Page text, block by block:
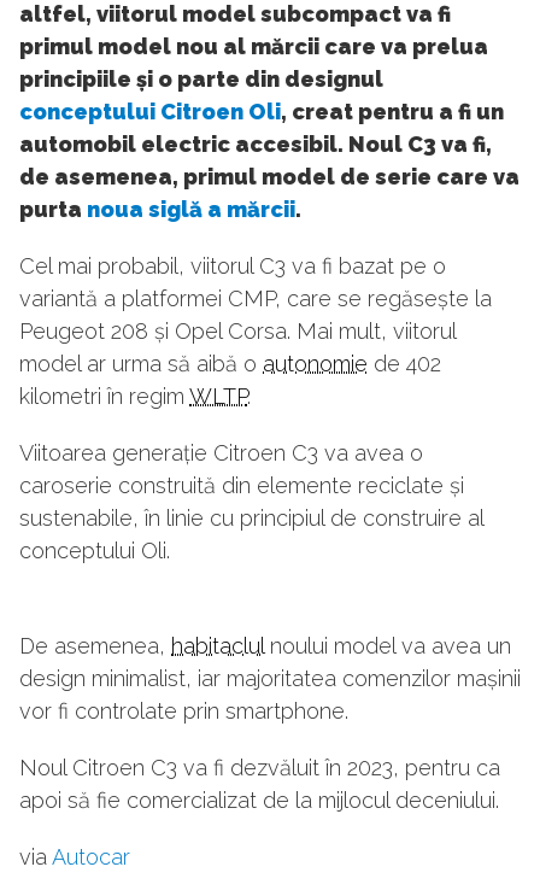
altfel, viitorul model subcompact va fi
primul model nou al mărcii care va prelua
principiile și o parte din designul
conceptului Citroen Oli, creat pentru a fi un
automobil electric accesibil. Noul C3 va fi,
de asemenea, primul model de serie care va
purta noua siglă a mărcii.
Cel mai probabil, viitorul C3 va fi bazat pe o
variantă a platformei CMP, care se regăsește la
Peugeot 208 și Opel Corsa. Mai mult, viitorul
model ar urma să aibă o autonomie de 402
kilometri în regim WLTP.
Viitoarea generație Citroen C3 va avea o
caroserie construită din elemente reciclate și
sustenabile, în linie cu principiul de construire al
conceptului Oli.
De asemenea, habitaclulnoului model va avea un
design minimalist, iar majoritatea comenzilor mașinii
vor fi controlate prin smartphone.
Noul Citroen C3 va fi dezvăluit în 2023, pentru ca
apoi să fie comercializat de la mijlocul deceniului.
viaAutocar